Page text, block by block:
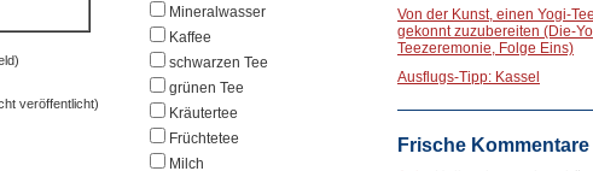
veröffentlicht)
Mineralwasser
Kaffee
schwarzen Tee
grünen Tee
Kräutertee
Früchtetee
Milch
Von der Kunst, einen Yogi-Tee
gekonnt zuzubereiten (Die-
Teezeremonie, Folge Eins)
Ausflugs-Tipp: Kassel
Frische Kommentare